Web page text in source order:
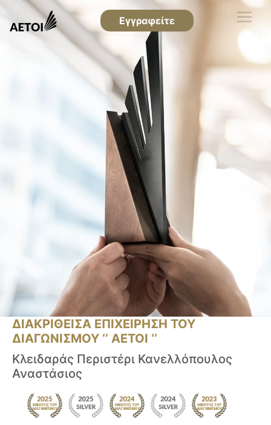
Εγγραφείτε
ΔΙΑΚΡΙΘΕΙΣΑ ΕΠΙΧΕΙΡΗΣΗ ΤΟΥ
ΔΙΑΓΩΝΙΣΜΟΥ ‘’ ΑΕΤΟΙ ‘’
Κλειδαράς Περιστέρι Κανελλόπουλος
Αναστάσιος